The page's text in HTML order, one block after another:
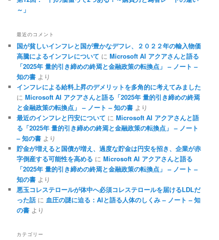
～」
最近のコメント
国が貧しいインフレと国が豊かなデフレ、２０２２年の輸入物価
高騰によるインフレについて にMicrosoft AI アクアさんと語る
「2025年 量的引き締めの終焉と金融政策の転換点」 – ノート –
知の書 より
インフレによる給料上昇のデメリットを多角的に考えてみました
にMicrosoft AI アクアさんと語る「2025年 量的引き締めの終焉
と金融政策の転換点」 – ノート – 知の書 より
最近のインフレと円安について にMicrosoft AI アクアさんと語
る「2025年 量的引き締めの終焉と金融政策の転換点」 – ノート
– 知の書 より
貯金が増えると国債が増え、過度な貯金は円安を招き、企業が赤
字倒産する可能性を高める にMicrosoft AI アクアさんと語る
「2025年 量的引き締めの終焉と金融政策の転換点」 – ノート –
知の書 より
悪玉コレステロールが体中へ必須コレステロールを届けるLDLだ
った話 に 血圧の謎に迫る：AIと語る人体のしくみ – ノート – 知
の書 より
カテゴリー